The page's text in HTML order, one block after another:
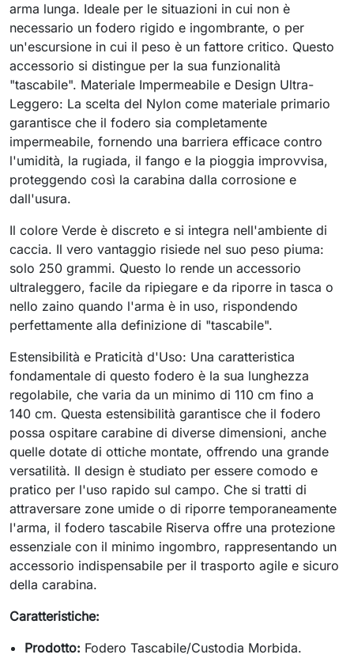
arma lunga. Ideale per le situazioni in cui non è
necessario un fodero rigido e ingombrante, o per
un'escursione in cui il peso è un fattore critico. Questo
accessorio si distingue per la sua funzionalità
"tascabile". Materiale Impermeabile e Design Ultra-
Leggero: La scelta del Nylon come materiale primario
garantisce che il fodero sia completamente
impermeabile, fornendo una barriera efficace contro
l'umidità, la rugiada, il fango e la pioggia improvvisa,
proteggendo così la carabina dalla corrosione e
dall'usura.
Il colore Verde è discreto e si integra nell'ambiente di
caccia. Il vero vantaggio risiede nel suo peso piuma:
solo 250 grammi. Questo lo rende un accessorio
ultraleggero, facile da ripiegare e da riporre in tasca o
nello zaino quando l'arma è in uso, rispondendo
perfettamente alla definizione di "tascabile".
Estensibilità e Praticità d'Uso: Una caratteristica
fondamentale di questo fodero è la sua lunghezza
regolabile, che varia da un minimo di 110 cm fino a
140 cm. Questa estensibilità garantisce che il fodero
possa ospitare carabine di diverse dimensioni, anche
quelle dotate di ottiche montate, offrendo una grande
versatilità. Il design è studiato per essere comodo e
pratico per l'uso rapido sul campo. Che si tratti di
attraversare zone umide o di riporre temporaneamente
l'arma, il fodero tascabile Riserva offre una protezione
essenziale con il minimo ingombro, rappresentando un
accessorio indispensabile per il trasporto agile e sicuro
della carabina.
Caratteristiche:
Prodotto: Fodero Tascabile/Custodia Morbida.